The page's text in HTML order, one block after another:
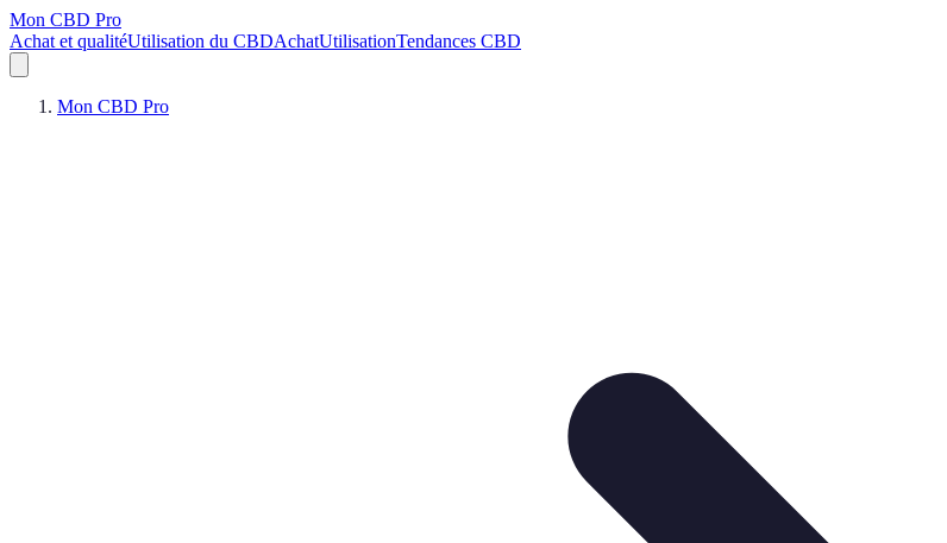
Mon CBD Pro
Achat et qualitéUtilisation du CBDAchatUtilisationTendances CBD
Mon CBD Pro